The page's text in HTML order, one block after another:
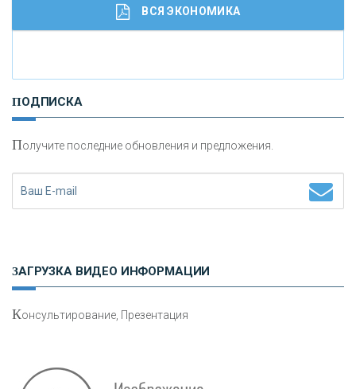
И
сохранения и увеличения капитала
ВСЯ ЭКОНОМИКА
ПОДПИСКА
Получите последние обновления и предложения.
ЗАГРУЗКА ВИДЕО ИНФОРМАЦИИ
Консультирование, Презентация